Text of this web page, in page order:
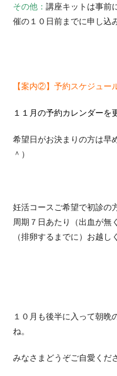
その他： 講座キットは事前
催の１０日前までに申し込
【案内②】予約スケジュー
１１月の予約カレンダーを
希望日がお決まりの方は早
＾）
妊活コースご希望で初診の
周期７日あたり（出血が無
（排卵するまでに）お越し
１０月も後半に入って朝晩
ね。
みなさまどうぞご自愛くだ